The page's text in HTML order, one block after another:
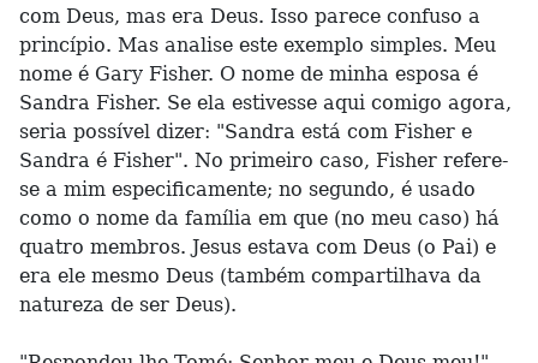
com Deus, mas era Deus. Isso parece confuso a
princípio. Mas analise este exemplo simples. Meu
nome é Gary Fisher. O nome de minha esposa é
Sandra Fisher. Se ela estivesse aqui comigo agora,
seria possível dizer: "Sandra está com Fisher e
Sandra é Fisher". No primeiro caso, Fisher refere-
se a mim especificamente; no segundo, é usado
como o nome da família em que (no meu caso) há
quatro membros. Jesus estava com Deus (o Pai) e
era ele mesmo Deus (também compartilhava da
natureza de ser Deus).